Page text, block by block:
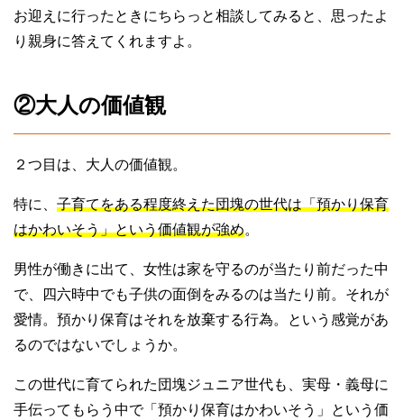
お迎えに行ったときにちらっと相談してみると、思ったよ
り親身に答えてくれますよ。
②大人の価値観
２つ目は、大人の価値観。
特に、 子育てをある程度終えた団塊の世代は「預かり保育
はかわいそう」という価値観が強め。
男性が働きに出て、女性は家を守るのが当たり前だった中
で、四六時中でも子供の面倒をみるのは当たり前。それが
愛情。預かり保育はそれを放棄する行為。という感覚があ
るのではないでしょうか。
この世代に育てられた団塊ジュニア世代も、実母・義母に
手伝ってもらう中で「預かり保育はかわいそう」という価